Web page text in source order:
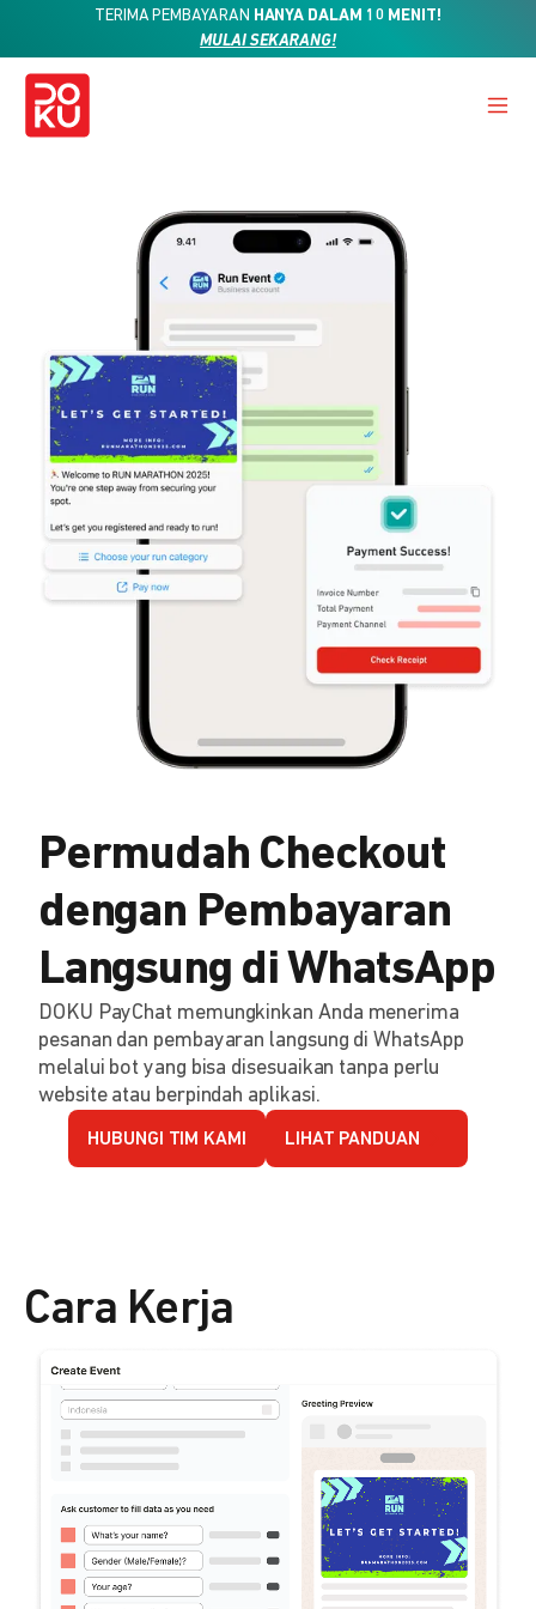
TERIMA PEMBAYARAN HANYA DALAM 10 MENIT!
MULAI SEKARANG!
Permudah Checkout
dengan Pembayaran
Langsung di WhatsApp
DOKU PayChat memungkinkan Anda menerima
pesanan dan pembayaran langsung di WhatsApp
melalui bot yang bisa disesuaikan tanpa perlu
website atau berpindah aplikasi.
HUBUNGI TIM KAMI LIHAT PANDUAN
Cara Kerja